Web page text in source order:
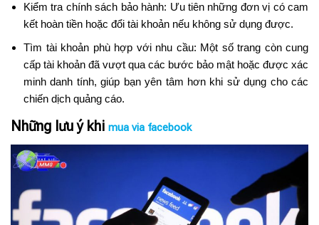
Kiểm tra chính sách bảo hành: Ưu tiên những đơn vị có cam
kết hoàn tiền hoặc đổi tài khoản nếu không sử dụng được.
Tìm tài khoản phù hợp với nhu cầu: Một số trang còn cung
cấp tài khoản đã vượt qua các bước bảo mật hoặc được xác
minh danh tính, giúp bạn yên tâm hơn khi sử dụng cho các
chiến dịch quảng cáo.
Những lưu ý khi mua via facebook